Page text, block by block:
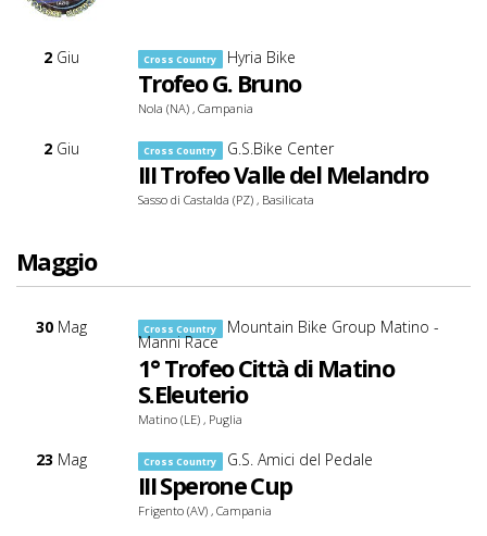
2Giu Cross Country Hyria Bike
Trofeo G. Bruno
Nola (NA) , Campania
2Giu Cross Country G.S.Bike Center
III Trofeo Valle del Melandro
Sasso di Castalda (PZ) , Basilicata
Maggio
30Mag Cross Country Mountain Bike Group Matino -
Manni Race
1° Trofeo Città di Matino
S.Eleuterio
Matino (LE) , Puglia
23 Mag Cross Country G.S. Amici del Pedale
III Sperone Cup
Frigento (AV) , Campania